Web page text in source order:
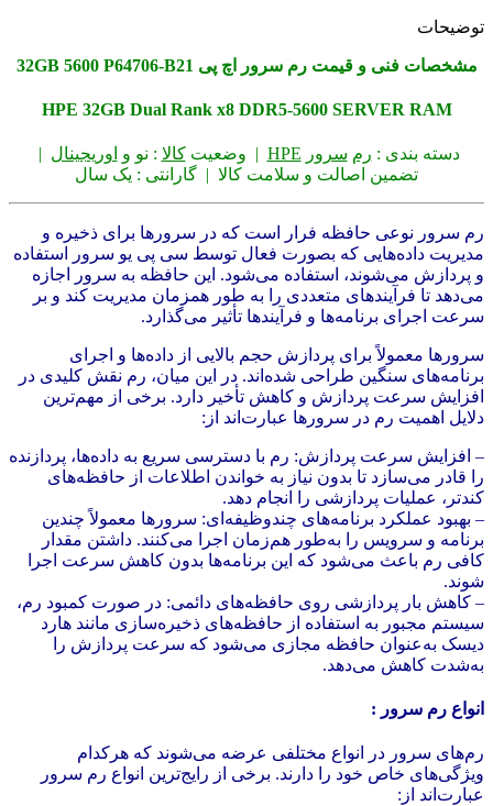
توضیحات
مشخصات فنی و قیمت رم سرور اچ پی 32GB 5600 P64706-B21
HPE 32GB Dual Rank x8 DDR5‑5600 SERVER RAM
دسته بندی : رم سرور HPE | وضعیتکالا : نو و اوریجینال |
تضمین اصالت و سلامت کالا | گارانتی : یک سال
رم سرور نوعی حافظه فرار است که در سرورها برای ذخیره و
مدیریت داده‌هایی که بصورت فعال توسط سی پی یو سرور استفاده
و پردازش می‌شوند، استفاده می‌شود. این حافظه به سرور اجازه
می‌دهد تا فرآیندهای متعددی را به طور همزمان مدیریت کند و بر
سرعت اجرای برنامه‌ها و فرآیندها تأثیر می‌گذارد.
سرورها معمولاً برای پردازش حجم بالایی از داده‌ها و اجرای
برنامه‌های سنگین طراحی شده‌اند. در این میان، رم نقش کلیدی در
افزایش سرعت پردازش و کاهش تأخیر دارد. برخی از مهم‌ترین
دلایل اهمیت رم در سرورها عبارت‌اند از:
– افزایش سرعت پردازش: رم با دسترسی سریع به داده‌ها، پردازنده
را قادر می‌سازد تا بدون نیاز به خواندن اطلاعات از حافظه‌های
کندتر، عملیات پردازشی را انجام دهد.
– بهبود عملکرد برنامه‌های چندوظیفه‌ای: سرورها معمولاً چندین
برنامه و سرویس را به‌طور هم‌زمان اجرا می‌کنند. داشتن مقدار
کافی رم باعث می‌شود که این برنامه‌ها بدون کاهش سرعت اجرا
شوند.
– کاهش بار پردازشی روی حافظه‌های دائمی: در صورت کمبود رم،
سیستم مجبور به استفاده از حافظه‌های ذخیره‌سازی مانند هارد
دیسک به‌عنوان حافظه مجازی می‌شود که سرعت پردازش را
به‌شدت کاهش می‌دهد.
انواع رم سرور :
رم‌های سرور در انواع مختلفی عرضه می‌شوند که هرکدام
ویژگی‌های خاص خود را دارند. برخی از رایج‌ترین انواع رم سرور
عبارت‌اند از: